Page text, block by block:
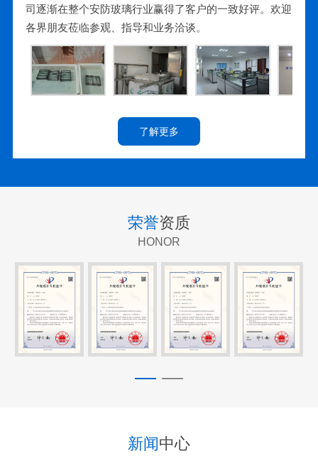
司逐渐在整个安防玻璃行业赢得了客户的一致好评。欢迎
各界朋友莅临参观、指导和业务洽谈。
了解更多
荣誉资质
HONOR
新闻中心